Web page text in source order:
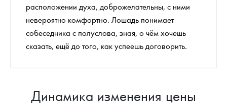
расположении духа, доброжелательны, с ними
невероятно комфортно. Лошадь понимает
собеседника с полуслова, зная, о чём хочешь
сказать, ещё до того, как успеешь договорить.
Динамика изменения цены